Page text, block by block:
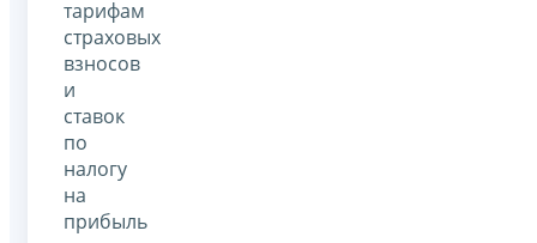
тарифам
страховых
взносов
и
ставок
по
налогу
на
прибыль